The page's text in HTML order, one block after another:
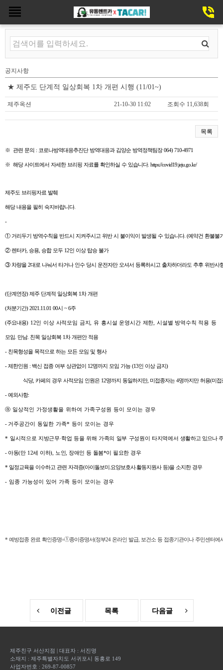
자주하는 질문
공지사항
★ 제주도 단계적 일상회복 1차 개편 시행 (11/01~)
제주옥션 21-10-30 11:02 조회수 11,638회
목록
※ 관련 문의 : 코로나방역대응추진단 방역대응과 김양순 방역정책팀장 064) 710-4971
※ 해당 사이트에서 자세한 브리핑 자료를 확인하실 수 있습니다. https://covid19.jeju.go.kr/
제주도 브리핑자료 발췌
해당 내용을 필히 숙지바랍니다.
-
① 거리두기 방역수칙을 반드시 지켜주시고 위반 시 불이익이 발생될 수 있습니다. (예약건 환불불
② 렌터카, 승용, 승합 모두 12인 이상 탑승 불가
③ 차량을 2대로 나눠서 타거나 인수 당시 운전자만 오셔서 등록하시고 출차하더라도 추후 위반사
(단계연장)제주 단계적 일상회복 1차 개편
(처분기간)2021.11.01 00시 ~ 6주
(주요내용)12인 이상 사적모임 금지, 유 흥시설 운영시간 제한,시설별 방역수칙 적용 등
모임. 만남. 친목 일상회복 1차 개편안 적용
- 친목형성을 목적으로 하는 모든 모임 및 행사
- 제한인원 : 백신 접종 여부 상관없이 12명까지 모임 가능 (13인 이상 금지)
식당, 카페의 경우 사적모임 인원은 12명까지 동일하지만, 미접종자는 4명까지만 허용(미접
- 예외사항:
ⓐ 일상적인 가정생활을 위하여 가족구성원 등이 모이는 경우
- 거주공간이 동일한 가족*등이 모이는 경우
* 일시적으로 지방근무·학업 등을 위해 가족의 일부 구성원이 타지역에서 생활하고 있으나
- 아동(만 12세 이하), 노인, 장애인 등 돌봄*이 필요한 경우
* 일정교육을 이수하고 관련 자격증(아이돌보미.요양보호사.활동지원사 등)을 소지한 경우
- 임종 가능성이 있어 가족 등이 모이는 경우
* 예방접종 완료 확인증명=➀종이증명서(정부24 온라인 발급, 보건소 등 접종기관이나 주민센터
이전글 목록 다음글
제주친구 서산지점 대표자 : 서진명
소재지 : 제주특별자치도 서귀포시 동홍로 149
사업자번호 : 269-87-00857